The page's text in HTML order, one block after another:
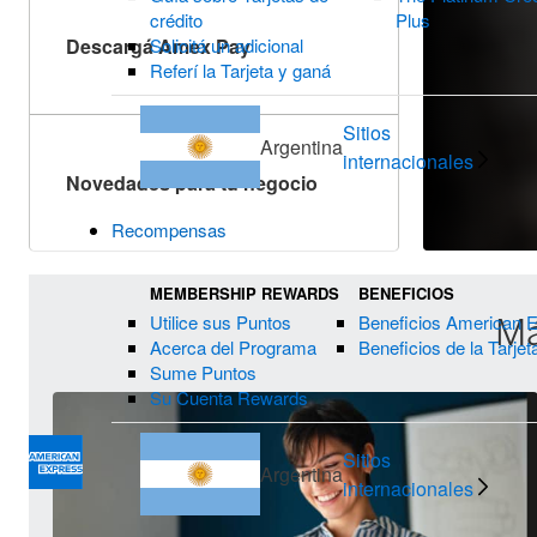
crédito
Solicitá un adicional
Referí la Tarjeta y ganá
Plus
Argentina
Sitios
internacionales
Recompensas
MEMBERSHIP REWARDS
Utilice sus Puntos
Acerca del Programa
Sume Puntos
Su Cuenta Rewards
BENEFICIOS
Beneficios American
Beneficios de la
Argentina
Sitios
internacionales
Descargá Amex Pay
Novedades para tu negocio